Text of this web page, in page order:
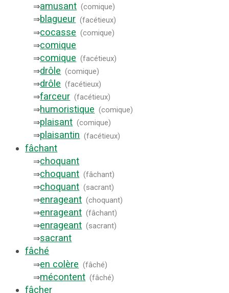
⇒amusant (comique)
⇒blagueur (facétieux)
⇒cocasse (comique)
⇒comique
⇒comique (facétieux)
⇒drôle (comique)
⇒drôle (facétieux)
⇒farceur (facétieux)
⇒humoristique (comique)
⇒plaisant (comique)
⇒plaisantin (facétieux)
fâchant
⇒choquant
⇒choquant (fâchant)
⇒choquant (sacrant)
⇒enrageant (choquant)
⇒enrageant (fâchant)
⇒enrageant (sacrant)
⇒sacrant
fâché
⇒en colère (fâché)
⇒mécontent (fâché)
fâcher